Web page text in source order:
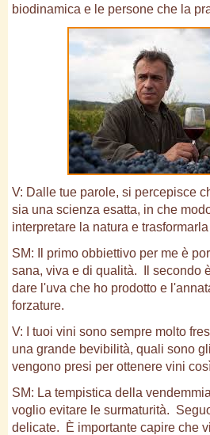
biodinamica e le persone che la
V: Dalle tue parole, si percepisce
sia una scienza esatta, in che
interpretare la natura e
SM: Il primo obbiettivo per me è
sana, viva e di qualità. Il secondo
dare l'uva che ho prodotto e
forzature.
V: I tuoi vini sono sempre molto
una grande bevibilità, quali sono
vengono presi per ottenere vini
SM: La tempistica della
voglio evitare le surmaturità.
delicate. È importante capire che